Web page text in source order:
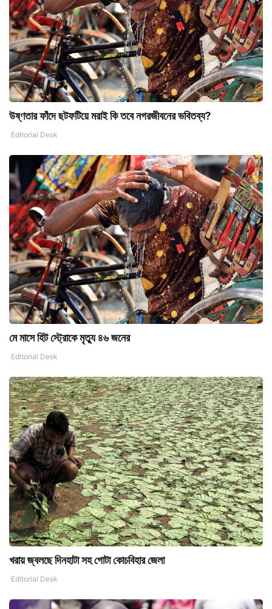
উষ্ণতার ফাঁদে ছটফটিয়ে মরাই কি তবে নগরজীবনের ভবিতব্য?
Editorial Desk
মে মাসে হিট স্ট্রোকে মৃতু্য ৪৬ জনের
Editorial Desk
খরায় জ্বলছে দিনহাটা সহ গোটা কোচবিহার জেলা
Editorial Desk